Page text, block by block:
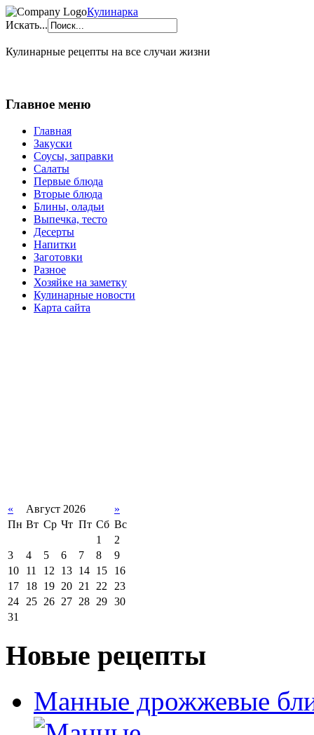
Кулинарка
Искать...
Кулинарные рецепты на все случаи жизни
Главное меню
Главная
Закуски
Соусы, заправки
Салаты
Первые блюда
Вторые блюда
Блины, оладьи
Выпечка, тесто
Десерты
Напитки
Заготовки
Разное
Хозяйке на заметку
Кулинарные новости
Карта сайта
« Август 2026
»
Пн Вт Ср Чт Пт Сб Вс
1
2
3
4 5 6 7 8
9
10
11 12 13 14 15
16
17
18 19 20 21 22 23
24 25 26 27 28 29 30
31
Новые рецепты
Манные дрожжевые